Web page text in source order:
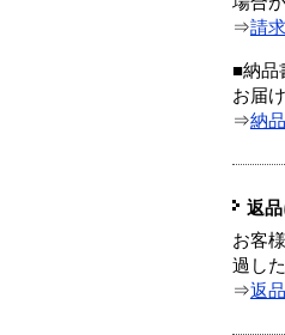
⇒請
■納品
お届
⇒納
返
お客
過し
⇒返